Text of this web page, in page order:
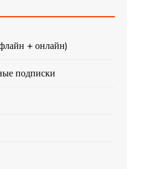
+ онлайн)
подписки